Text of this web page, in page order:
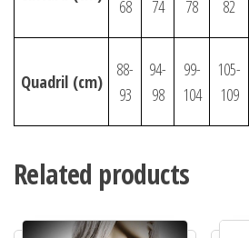
68
74
78
82
Quadril (cm)
88-
93
94-
98
99-
104
105-
109
Related products